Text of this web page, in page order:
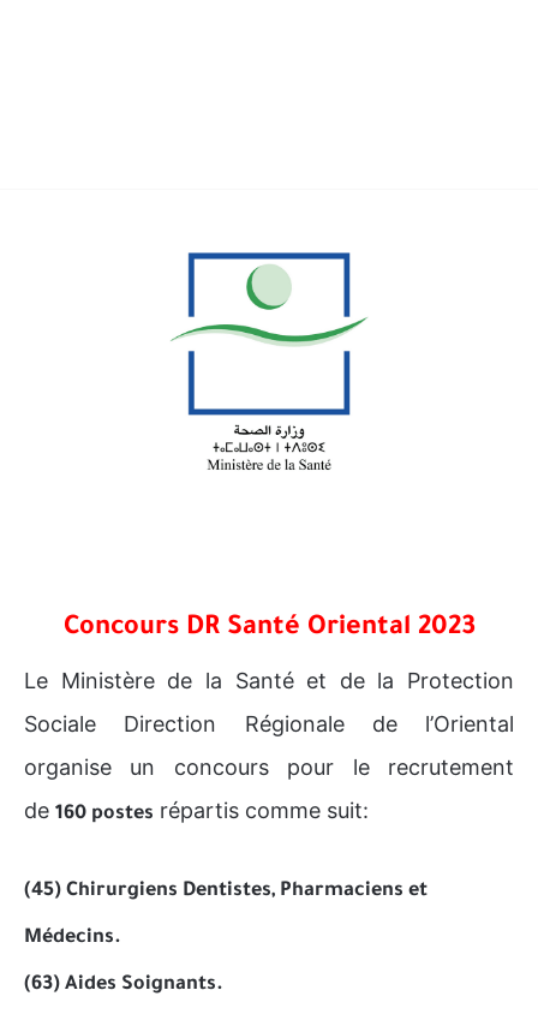
Concours DR Santé Oriental 2023
Le Ministère de la Santé et de la Protection
Sociale Direction Régionale de l’Oriental
organise un concours pour le recrutement
de 160 postes répartis comme suit:
(45) Chirurgiens Dentistes, Pharmaciens et
Médecins.
(63) Aides Soignants.